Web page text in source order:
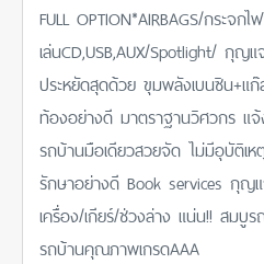
FULL OPTION*AIRBAGS/กระจ
เล่นCD,USB,AUX/Spotlight/ กุญแ
ประหยัดสุดด้วย ขุมพลังเบนซิน+แ
ท้องอย่างดี มาตราฐานวิศวกร แ
รถบ้านมือเดียวสวยจัด ไม่มีอุบัติเ
รักษาอย่างดี Book services กุญ
เครื่อง/เกียร์/ช่วงล่าง แน่น!! สมบู
รถบ้านคุณภาพเกรดAAA